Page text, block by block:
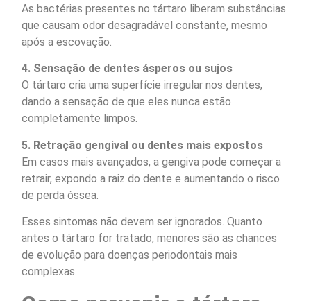
As bactérias presentes no tártaro liberam substâncias
que causam odor desagradável constante, mesmo
após a escovação.
4. Sensação de dentes ásperos ou sujos
O tártaro cria uma superfície irregular nos dentes,
dando a sensação de que eles nunca estão
completamente limpos.
5. Retração gengival ou dentes mais expostos
Em casos mais avançados, a gengiva pode começar a
retrair, expondo a raiz do dente e aumentando o risco
de perda óssea.
Esses sintomas não devem ser ignorados. Quanto
antes o tártaro for tratado, menores são as chances
de evolução para doenças periodontais mais
complexas.